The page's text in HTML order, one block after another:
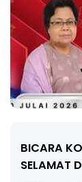
BICARA
SELAMAT